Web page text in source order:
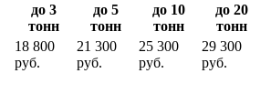
до 3
тонн
до 5
тонн
до 10
тонн
до 20
тонн
18 800
руб.
21 300
руб.
25 300
руб.
29 300
руб.